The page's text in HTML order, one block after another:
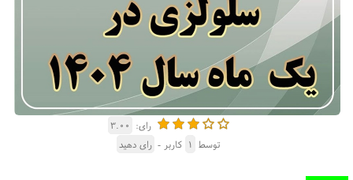
رای: ۳.۰۰
توسط ۱ کاربر - رای دهید